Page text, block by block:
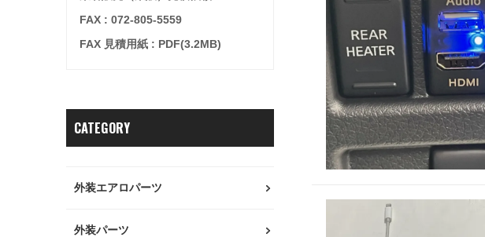
FAX : 072-805-5559
FAX 見積用紙 : PDF(3.2MB)
CATEGORY
外装エアロパーツ
外装パーツ